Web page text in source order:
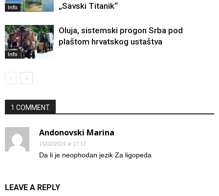
Info
„Savski Titanik“
Info
Oluja, sistemski progon Srba pod
plaštom hrvatskog ustaštva
1 COMMENT
Andonovski Marina
15/02/2024 at 17:17
Da li je neophodan jezik Za ligopeda
LEAVE A REPLY